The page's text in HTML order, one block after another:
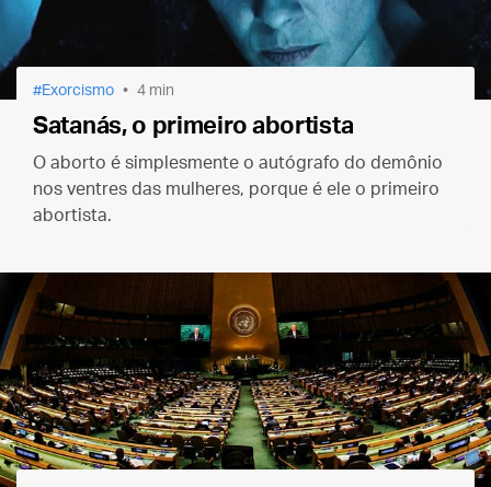
Exorcismo 4 min
Satanás, o primeiro abortista
O aborto é simplesmente o autógrafo do demônio
nos ventres das mulheres, porque é ele o primeiro
abortista.